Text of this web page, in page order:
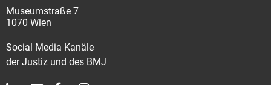
Museumstraße 7
1070 Wien
Social Media Kanäle
der Justiz und des BMJ